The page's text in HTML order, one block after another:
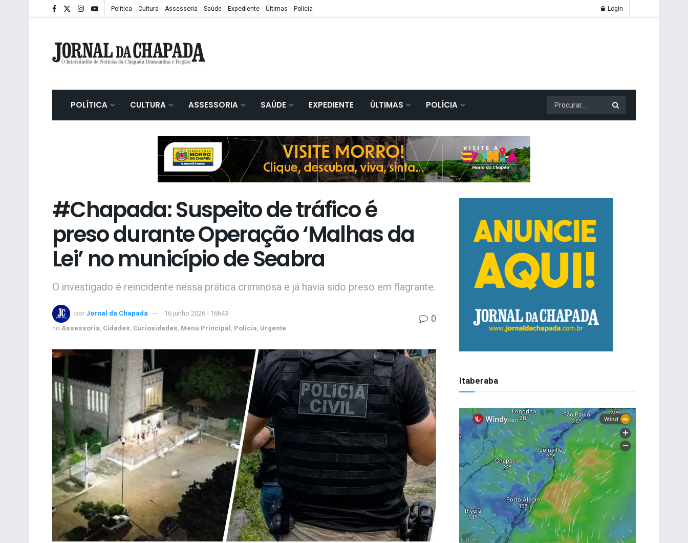
Política Cultura Assessoria Saúde Expediente Últimas Polícia Login
POLÍTICA CULTURA ASSESSORIA SAÚDE EXPEDIENTE ÚLTIMAS POLÍCIA
#Chapada: Suspeito de tráfico é
preso durante Operação ‘Malhas da
Lei’ no município de Seabra
O investigado é reincidente nessa prática criminosa e já havia sido preso em flagrante.
por Jornal da Chapada
16 junho 2026 - 16h43
no Assessoria, Cidades, Curiosidades, Menu Principal, Polícia, Urgente
0
Itaberaba